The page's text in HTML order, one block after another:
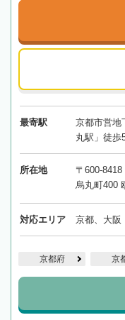
最寄駅
京都市営地
丸駅」徒歩
所在地
〒600-
烏丸町400
対応エリア 京都、大阪
京都府 京